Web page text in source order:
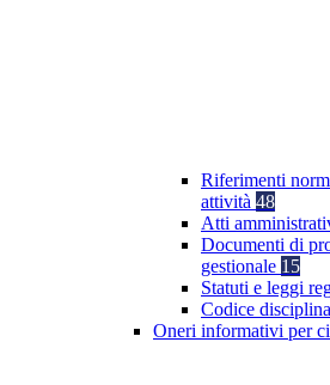
Riferimenti
attività 48
Atti
Documenti di
gestionale 15
Statuti e leggi
Codice
Oneri informativi per